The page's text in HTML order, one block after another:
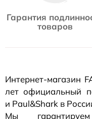
Гарантия
товаров
Интернет-магазин
лет официальный
и Paul&Shark в
Мы